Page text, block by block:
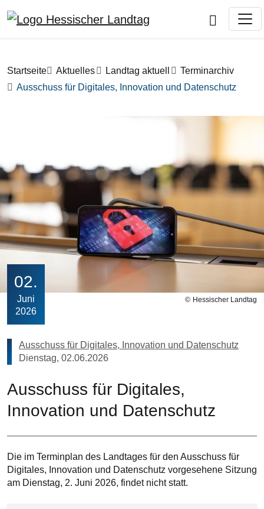
Pfadnavigation
Startseite Aktuelles Landtag aktuell
Terminarchiv
Ausschuss für Digitales, Innovation und Datenschutz
Hessischer Landtag
02
Juni
2026
Ausschuss für Digitales, Innovation und Datenschutz
Dienstag, 02.06.2026
Ausschuss für Digitales,
Innovation und Datenschutz
Die im Terminplan des Landtages für den Ausschuss für
Digitales, Innovation und Datenschutz vorgesehene Sitzung
am Dienstag, 2. Juni 2026, findet nicht statt.